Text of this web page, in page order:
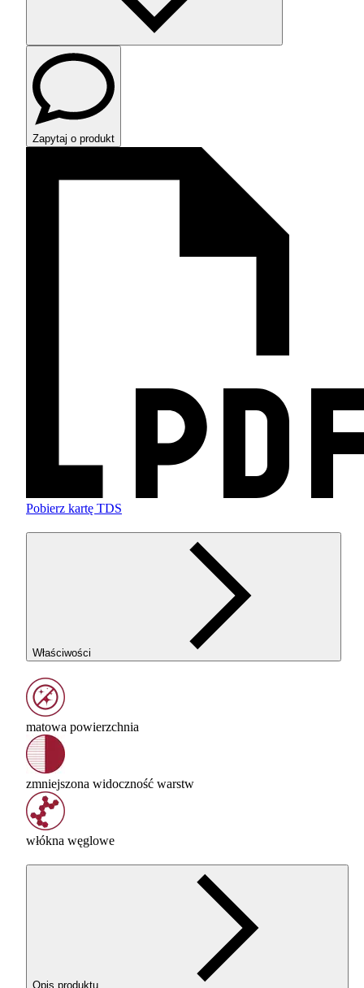
Zapytaj o produkt
Pobierz kartę TDS
Właściwości
matowa powierzchnia
zmniejszona widoczność warstw
włókna węglowe
Opis produktu